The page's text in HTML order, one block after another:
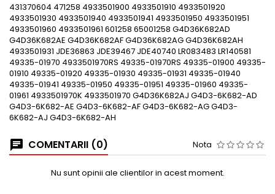
431370604 471258 4933501900 4933501910 4933501920
4933501930 4933501940 4933501941 4933501950 4933501951
4933501960 4933501961 601258 65001258 G4D36K682AD
G4D36K682AE G4D36K682AF G4D36K682AG G4D36K682AH
4933501931 JDE36863 JDE39467 JDE40740 LR083483 LR140581
49335-01970 4933501970RS 49335-01970RS 49335-01900 49335-
01910 49335-01920 49335-01930 49335-01931 49335-01940
49335-01941 49335-01950 49335-01951 49335-01960 49335-
01961 4933501970K 4933501970 G4D36K682AJ G4D3-6K682-AD
G4D3-6K682-AE G4D3-6K682-AF G4D3-6K682-AG G4D3-
6K682-AJ G4D3-6K682-AH
COMENTARII (0) Nota
Nu sunt opinii ale clientilor in acest moment.